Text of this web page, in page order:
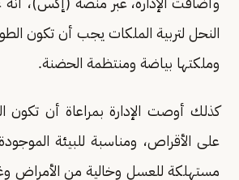
النحل لتربية الملكات يجب أن تكون
وملكتها بياضة ومنتظمة الحضنة.
كذلك أوصت الإدارة بمراعاة أن تكون
على الأقراص، ومناسبة للبيئة
مستهلكة للعسل وخالية من الأمراض